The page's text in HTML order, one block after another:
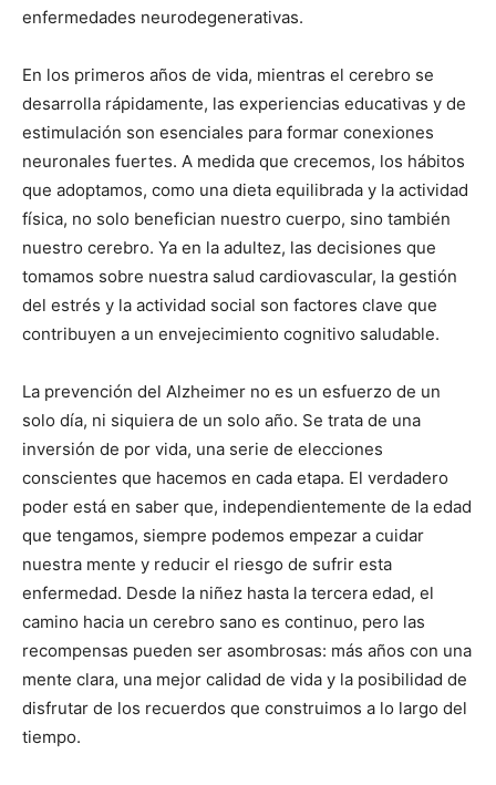
enfermedades neurodegenerativas.
En los primeros años de vida, mientras el cerebro se
desarrolla rápidamente, las experiencias educativas y de
estimulación son esenciales para formar conexiones
neuronales fuertes. A medida que crecemos, los hábitos
que adoptamos, como una dieta equilibrada y la actividad
física, no solo benefician nuestro cuerpo, sino también
nuestro cerebro. Ya en la adultez, las decisiones que
tomamos sobre nuestra salud cardiovascular, la gestión
del estrés y la actividad social son factores clave que
contribuyen a un envejecimiento cognitivo saludable.
La prevención del Alzheimer no es un esfuerzo de un
solo día, ni siquiera de un solo año. Se trata de una
inversión de por vida, una serie de elecciones
conscientes que hacemos en cada etapa. El verdadero
poder está en saber que, independientemente de la edad
que tengamos, siempre podemos empezar a cuidar
nuestra mente y reducir el riesgo de sufrir esta
enfermedad. Desde la niñez hasta la tercera edad, el
camino hacia un cerebro sano es continuo, pero las
recompensas pueden ser asombrosas: más años con una
mente clara, una mejor calidad de vida y la posibilidad de
disfrutar de los recuerdos que construimos a lo largo del
tiempo.